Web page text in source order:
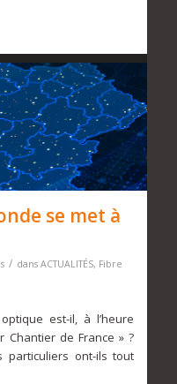
se met à
/ dans ACTUALITÉS, Fibre
est-il, à l’heure
Chantier de France » ?
particuliers ont-ils tout